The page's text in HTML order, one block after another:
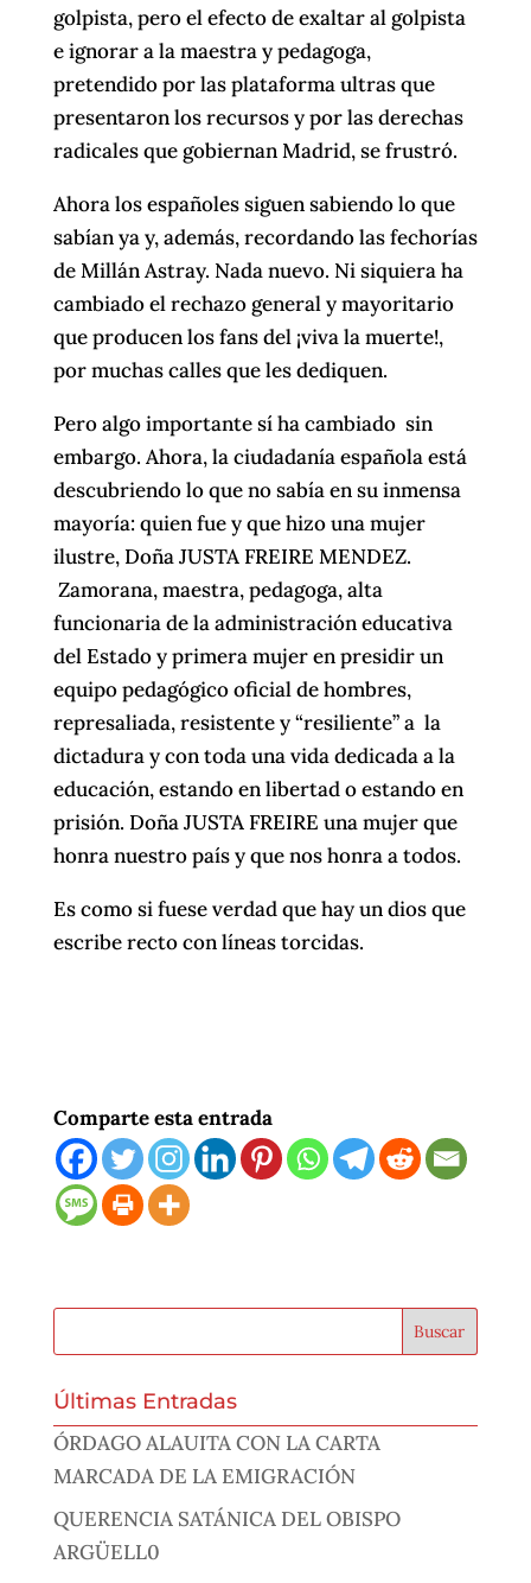
golpista, pero el efecto de exaltar al golpista
e ignorar a la maestra y pedagoga,
pretendido por las plataforma ultras que
presentaron los recursos y por las derechas
radicales que gobiernan Madrid, se frustró.
Ahora los españoles siguen sabiendo lo que
sabían ya y, además, recordando las fechorías
de Millán Astray. Nada nuevo. Ni siquiera ha
cambiado el rechazo general y mayoritario
que producen los fans del ¡viva la muerte!,
por muchas calles que les dediquen.
Pero algo importante sí ha cambiado sin
embargo. Ahora, la ciudadanía española está
descubriendo lo que no sabía en su inmensa
mayoría: quien fue y que hizo una mujer
ilustre, Doña JUSTA FREIRE MENDEZ.
Zamorana, maestra, pedagoga, alta
funcionaria de la administración educativa
del Estado y primera mujer en presidir un
equipo pedagógico oficial de hombres,
represaliada, resistente y “resiliente” a la
dictadura y con toda una vida dedicada a la
educación, estando en libertad o estando en
prisión. Doña JUSTA FREIRE una mujer que
honra nuestro país y que nos honra a todos.
Es como si fuese verdad que hay un dios que
escribe recto con líneas torcidas.
Comparte esta entrada
Últimas Entradas
ÓRDAGO ALAUITA CON LA CARTA
MARCADA DE LA EMIGRACIÓN
QUERENCIA SATÁNICA DEL OBISPO
ARGÜELL0